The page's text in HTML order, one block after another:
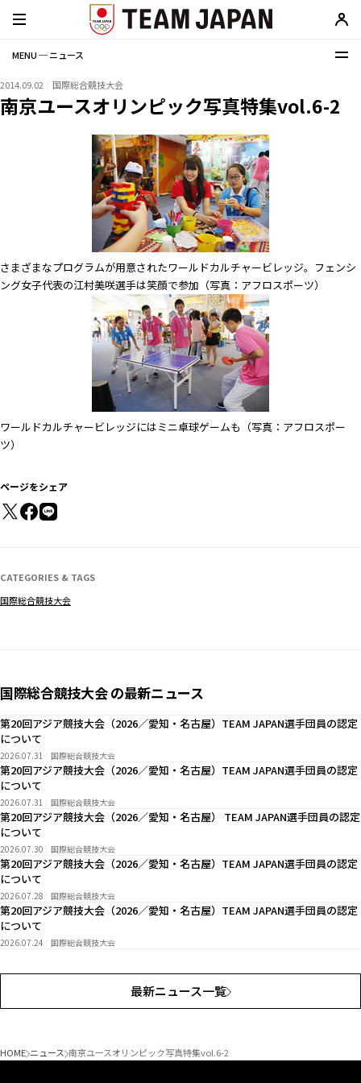
MENU ─ ニュース
2014.09.02 国際総合競技大会
南京ユースオリンピック写真特集vol.6-2
さまざまなプログラムが用意されたワールドカルチャービレッジ。フェンシ
ング女子代表の江村美咲選手は笑顔で参加（写真：アフロスポーツ）
ワールドカルチャービレッジにはミニ卓球ゲームも（写真：アフロスポー
ツ）
ページをシェア
CATEGORIES & TAGS
国際総合競技大会
国際総合競技大会 の最新ニュース
第20回アジア競技大会（2026／愛知・名古屋）TEAM JAPAN選手団員の認定
について
2026.07.31 国際総合競技大会
第20回アジア競技大会（2026／愛知・名古屋）TEAM JAPAN選手団員の認定
について
2026.07.31 国際総合競技大会
第20回アジア競技大会（2026／愛知・名古屋） TEAM JAPAN選手団員の認定
について
2026.07.30 国際総合競技大会
第20回アジア競技大会（2026／愛知・名古屋）TEAM JAPAN選手団員の認定
について
2026.07.28 国際総合競技大会
第20回アジア競技大会（2026／愛知・名古屋）TEAM JAPAN選手団員の認定
について
2026.07.24 国際総合競技大会
最新ニュース一覧
HOME ニュース 南京ユースオリンピック写真特集vol.6-2